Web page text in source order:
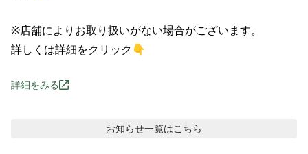
※店舗によりお取り扱いがない場合がございます。
詳しくは詳細をクリック👇
詳細をみる
お知らせ一覧はこちら